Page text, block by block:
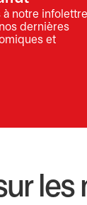
à notre infolettre
dernières
et
les